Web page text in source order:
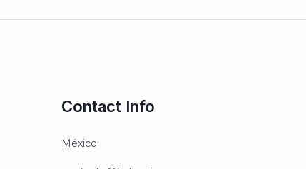
Contact Info
México